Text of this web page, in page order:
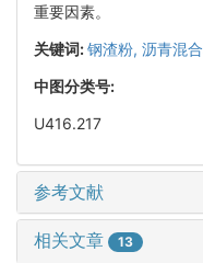
重要因素。
关键词:钢渣粉, 沥青混
中图分类号:
U416.217
参考文献
相关文章 13